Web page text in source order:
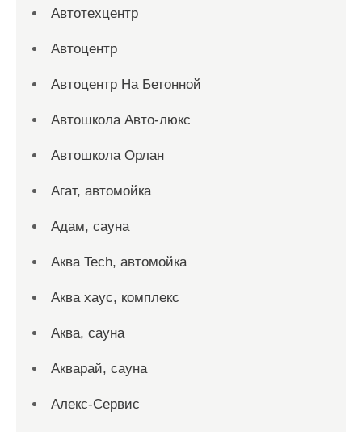
Автотехцентр
Автоцентр
Автоцентр На Бетонной
Автошкола Авто-люкс
Автошкола Орлан
Агат, автомойка
Адам, сауна
Аква Tech, автомойка
Аква хаус, комплекс
Аква, сауна
Акварай, сауна
Алекс-Сервис